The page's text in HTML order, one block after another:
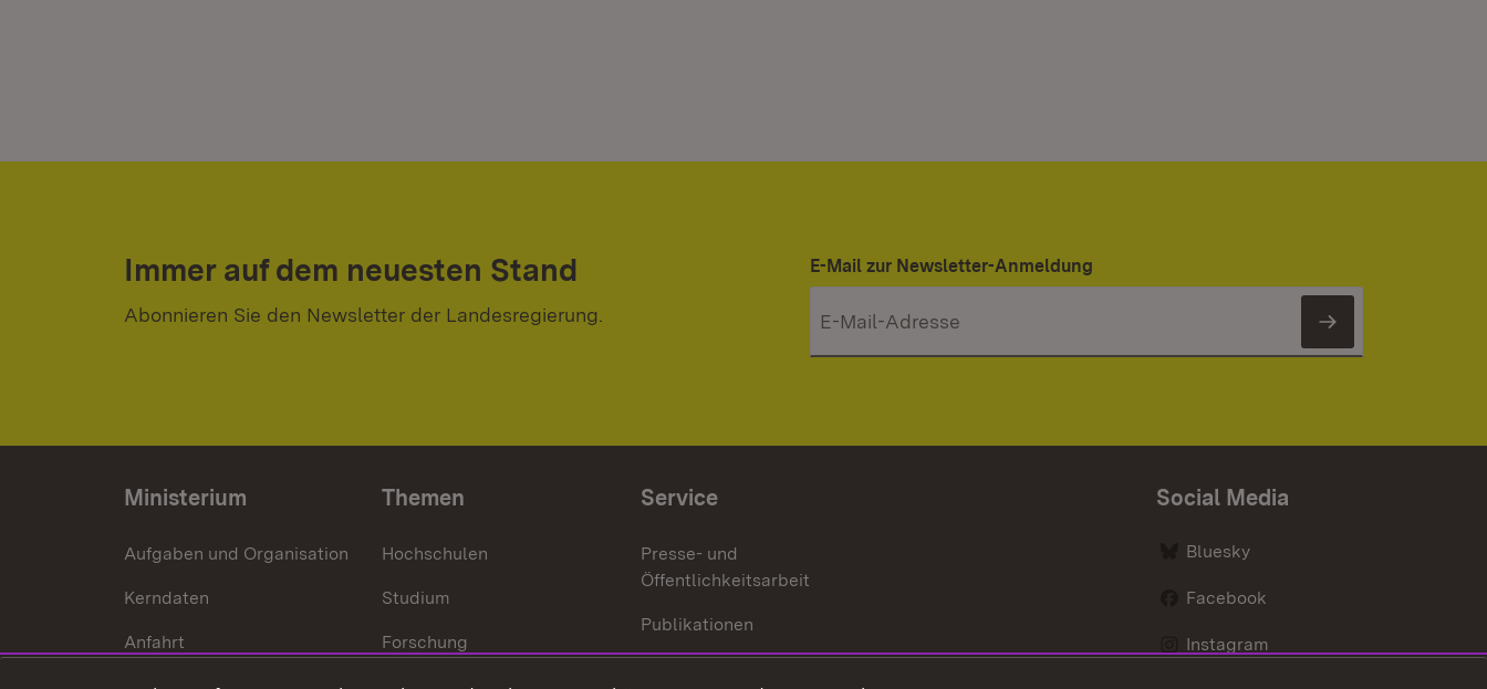
Immer auf dem neuesten Stand
Abonnieren Sie den Newsletter der Landesregierung.
E-Mail zur Newsletter-Anmeldung
Newsletter
Ministerium
Aufgaben und Organisation
Kerndaten
Anfahrt
Themen
Hochschulen
Studium
Forschung
Service
Presse- und
Öffentlichkeitsarbeit
Publikationen
Social Media
Bluesky
Facebook
Instagram